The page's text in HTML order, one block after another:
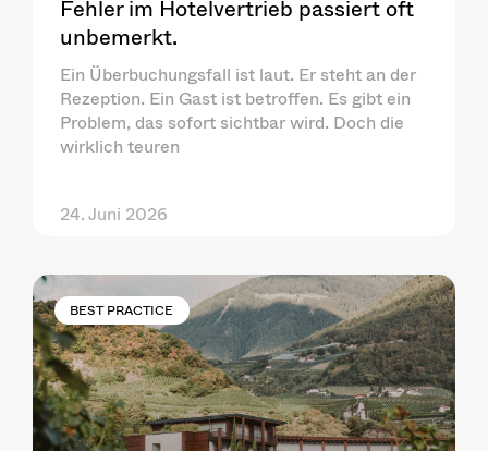
Fehler im Hotelvertrieb passiert oft
unbemerkt.
Ein Überbuchungsfall ist laut. Er steht an der
Rezeption. Ein Gast ist betroffen. Es gibt ein
Problem, das sofort sichtbar wird. Doch die
wirklich teuren
24. Juni 2026
BEST PRACTICE